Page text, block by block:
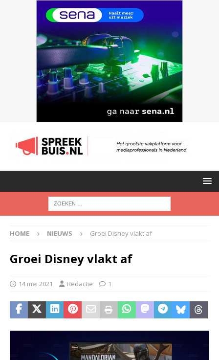
HOME NIEUWS Groei Disney vlakt af
Groei Disney vlakt af
14 mei 2021 Redactie 1